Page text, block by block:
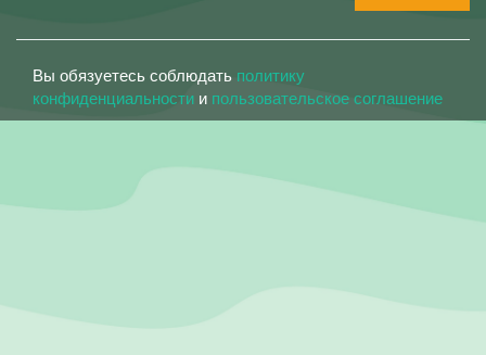
Вы обязуетесь соблюдать политику
конфиденциальности и пользовательское соглашение